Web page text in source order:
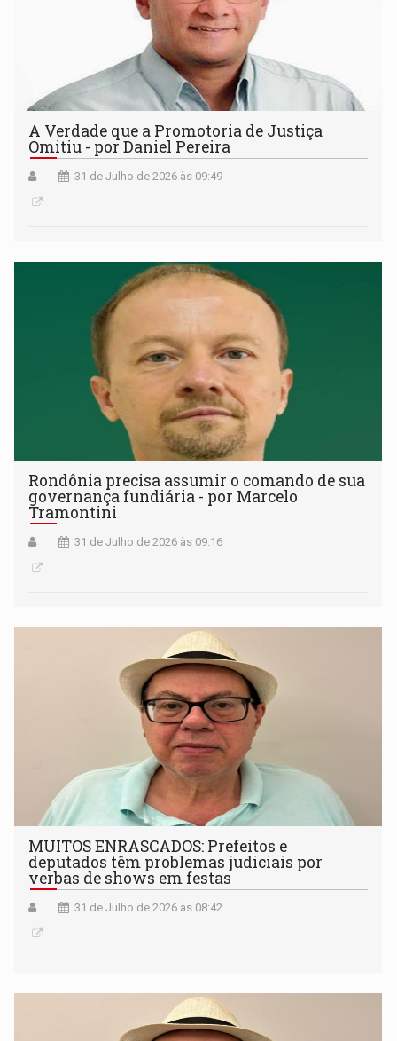
A Verdade que a Promotoria de Justiça
Omitiu - por Daniel Pereira
31 de Julho de 2026 às 09:49
Rondônia precisa assumir o comando de sua
governança fundiária - por Marcelo
Tramontini
31 de Julho de 2026 às 09:16
MUITOS ENRASCADOS: Prefeitos e
deputados têm problemas judiciais por
verbas de shows em festas
31 de Julho de 2026 às 08:42